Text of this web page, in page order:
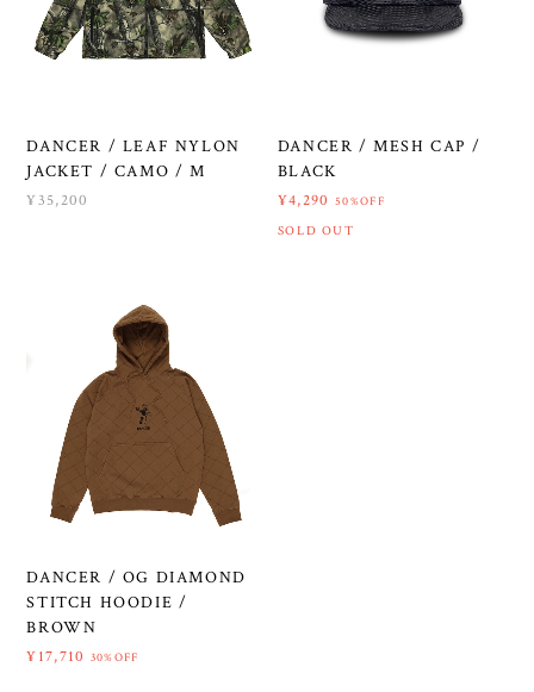
DANCER / LEAF NYLON
JACKET / CAMO / M
¥35,200
DANCER / MESH CAP /
BLACK
¥4,290 50%OFF
SOLD OUT
DANCER / OG DIAMOND
STITCH HOODIE /
BROWN
¥17,710 30%OFF